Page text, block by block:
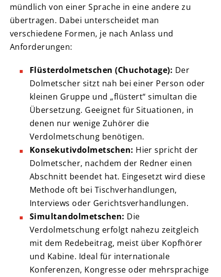
mündlich von einer Sprache in eine andere zu
übertragen. Dabei unterscheidet man
verschiedene Formen, je nach Anlass und
Anforderungen:
Flüsterdolmetschen (Chuchotage): Der
Dolmetscher sitzt nah bei einer Person oder
kleinen Gruppe und „flüstert“ simultan die
Übersetzung. Geeignet für Situationen, in
denen nur wenige Zuhörer die
Verdolmetschung benötigen.
Konsekutivdolmetschen: Hier spricht der
Dolmetscher, nachdem der Redner einen
Abschnitt beendet hat. Eingesetzt wird diese
Methode oft bei Tischverhandlungen,
Interviews oder Gerichtsverhandlungen.
Simultandolmetschen: Die
Verdolmetschung erfolgt nahezu zeitgleich
mit dem Redebeitrag, meist über Kopfhörer
und Kabine. Ideal für internationale
Konferenzen, Kongresse oder mehrsprachige